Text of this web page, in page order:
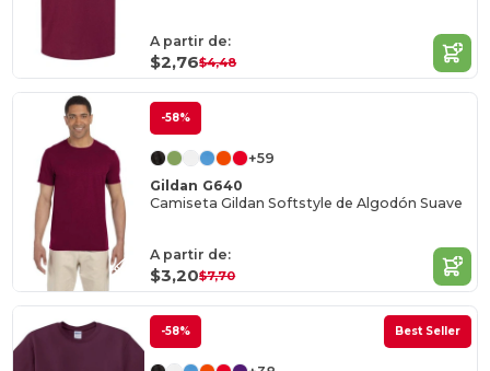
A partir de:
$2,76$4,48
-58%
+59
Gildan G640
Camiseta Gildan Softstyle de Algodón Suave
A partir de:
$3,20$7,70
-58% Best Seller